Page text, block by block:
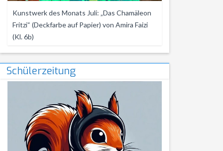
Kunstwerk des Monats Juli: „Das Chamäleon
Fritzi“ (Deckfarbe auf Papier) von Amira Faizi
(Kl. 6b)
Schülerzeitung